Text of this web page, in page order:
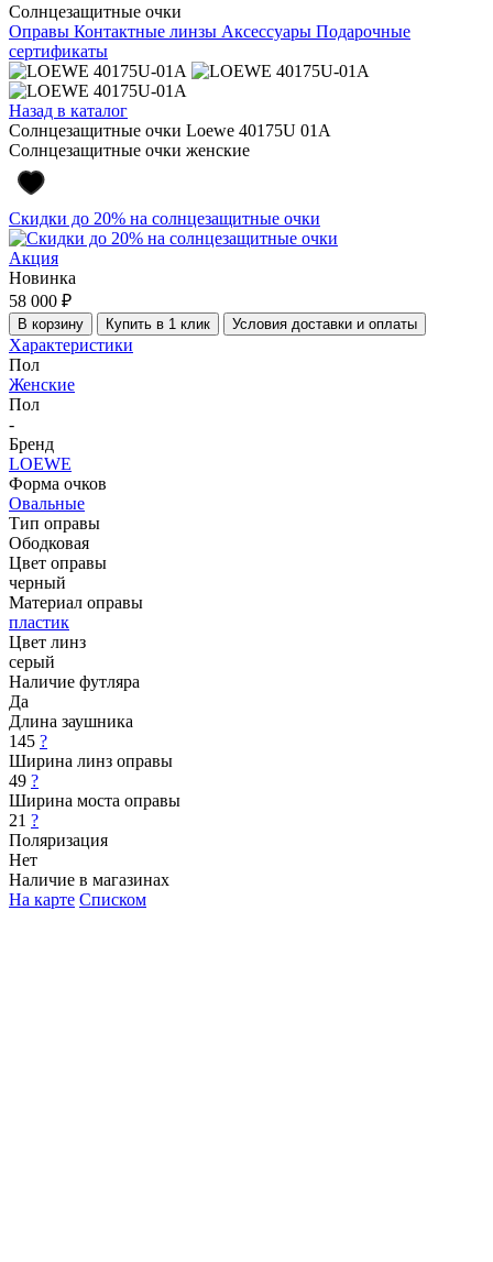
Солнцезащитные очки
Оправы Контактные линзы Аксессуары Подарочные
сертификаты
Назад в каталог
Солнцезащитные очки Loewe 40175U 01A
Солнцезащитные очки женские
Скидки до 20% на солнцезащитные очки
Акция
Новинка
58 000 ₽
В корзину Купить в 1 клик Условия доставки и оплаты
Характеристики
Пол
Женские
Пол
-
Бренд
LOEWE
Форма очков
Овальные
Тип оправы
Ободковая
Цвет оправы
черный
Материал оправы
пластик
Цвет линз
серый
Наличие футляра
Да
Длина заушника
145 ?
Ширина линз оправы
49 ?
Ширина моста оправы
21 ?
Поляризация
Нет
Наличие в магазинах
На карте Списком